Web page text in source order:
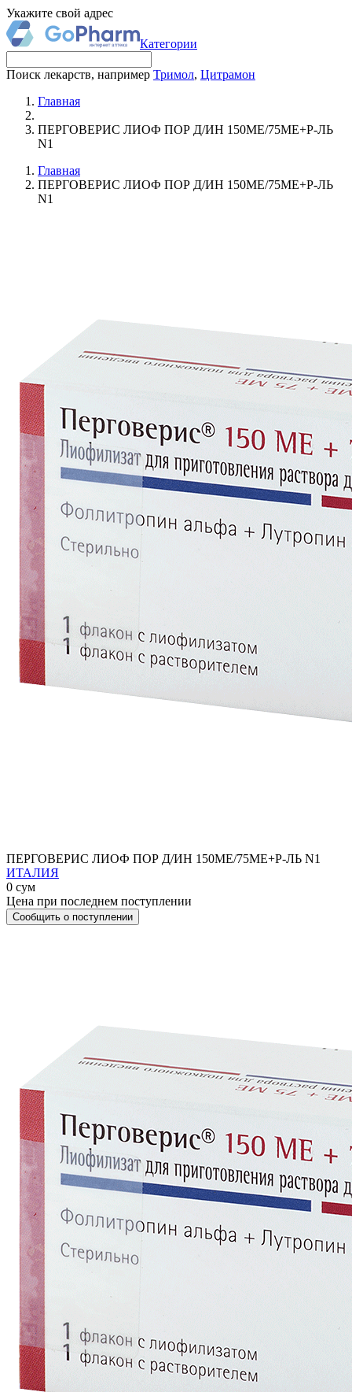
Укажите свой адрес
Категории
Поиск лекарств, например Тримол, Цитрамон
Главная
ПЕРГОВЕРИС ЛИОФ ПОР Д/ИН 150МЕ/75МЕ+Р-ЛЬ
N1
Главная
ПЕРГОВЕРИС ЛИОФ ПОР Д/ИН 150МЕ/75МЕ+Р-ЛЬ
N1
ПЕРГОВЕРИС ЛИОФ ПОР Д/ИН 150МЕ/75МЕ+Р-ЛЬ N1
ИТАЛИЯ
0 сум
Цена при последнем поступлении
Сообщить о поступлении